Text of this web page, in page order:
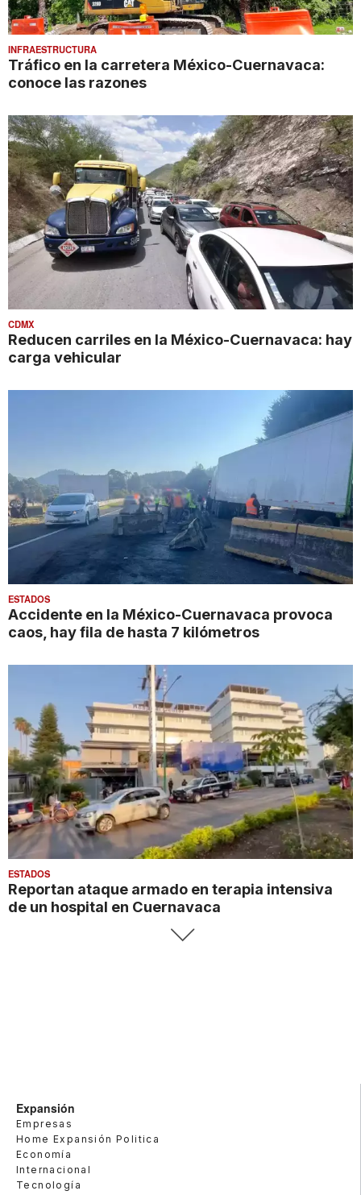
INFRAESTRUCTURA
Tráfico en la carretera México-Cuernavaca:
conoce las razones
CDMX
Reducen carriles en la México-Cuernavaca: hay
carga vehicular
ESTADOS
Accidente en la México-Cuernavaca provoca
caos, hay fila de hasta 7 kilómetros
ESTADOS
Reportan ataque armado en terapia intensiva
de un hospital en Cuernavaca
Expansión
Empresas
Home Expansión Politica
Economía
Internacional
Tecnología